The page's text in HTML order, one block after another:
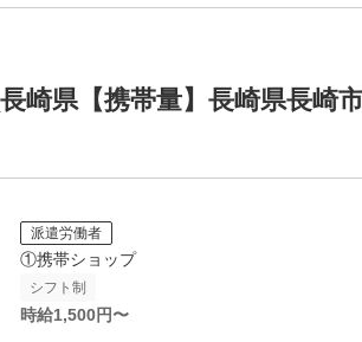
崎県【携帯量】長崎県長崎
派遣労働者
①携帯ショップ
シフト制
時給1,500円〜